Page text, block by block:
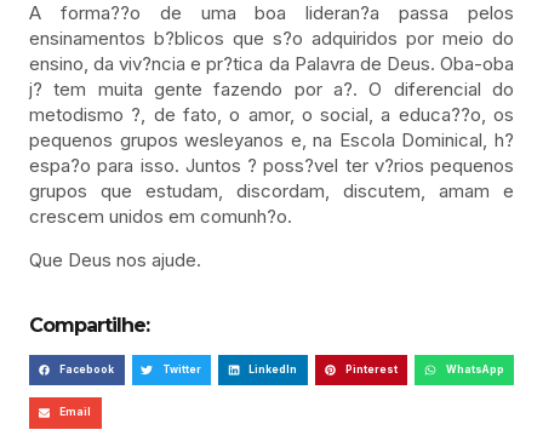
A forma??o de uma boa lideran?a passa pelos
ensinamentos b?blicos que s?o adquiridos por meio do
ensino, da viv?ncia e pr?tica da Palavra de Deus. Oba-oba
j? tem muita gente fazendo por a?. O diferencial do
metodismo ?, de fato, o amor, o social, a educa??o, os
pequenos grupos wesleyanos e, na Escola Dominical, h?
espa?o para isso. Juntos ? poss?vel ter v?rios pequenos
grupos que estudam, discordam, discutem, amam e
crescem unidos em comunh?o.
Que Deus nos ajude.
Compartilhe:
Facebook Twitter LinkedIn Pinterest WhatsApp
Email